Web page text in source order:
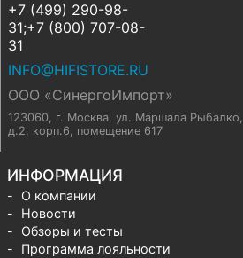
+7 (499) 290-98-
31;+7 (800) 707-08-
31
INFO@HIFISTORE.RU
ООО «СинергоИмпорт»
123060, г. Москва, ул. Маршала Рыбалко,
д.2, корп.6, помещение 617
ИНФОРМАЦИЯ
О компании
Новости
Обзоры и тесты
Программа лояльности